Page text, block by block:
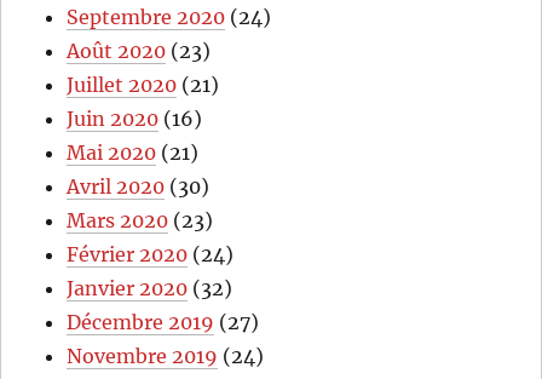
Septembre 2020 (24)
Août 2020 (23)
Juillet 2020 (21)
Juin 2020 (16)
Mai 2020 (21)
Avril 2020 (30)
Mars 2020 (23)
Février 2020 (24)
Janvier 2020 (32)
Décembre 2019 (27)
Novembre 2019 (24)